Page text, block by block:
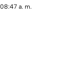
hoy domingo
a. m.